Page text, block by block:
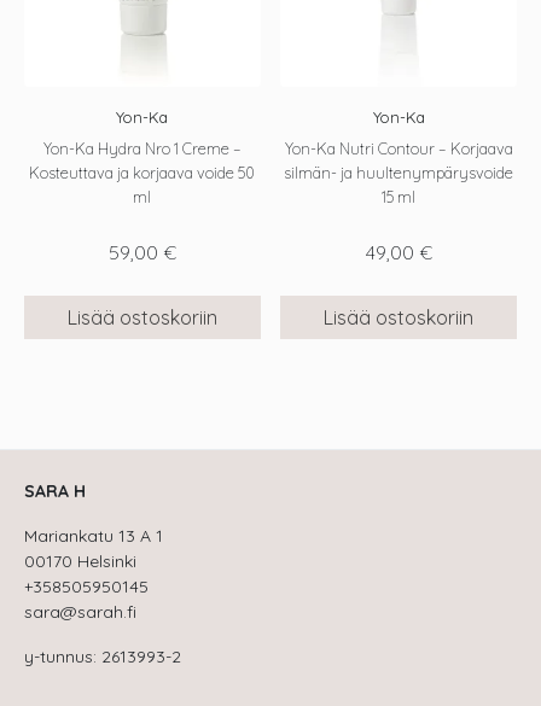
Yon-Ka
Yon-Ka Hydra Nro 1 Creme –
Kosteuttava ja korjaava voide 50
ml
59,00 €
Lisää ostoskoriin
Yon-Ka
Yon-Ka Nutri Contour – Korjaava
silmän- ja huultenympärysvoide
15 ml
49,00 €
Lisää ostoskoriin
SARA H
Mariankatu 13 A 1
00170 Helsinki
+358505950145
sara@sarah.fi
y-tunnus: 2613993-2